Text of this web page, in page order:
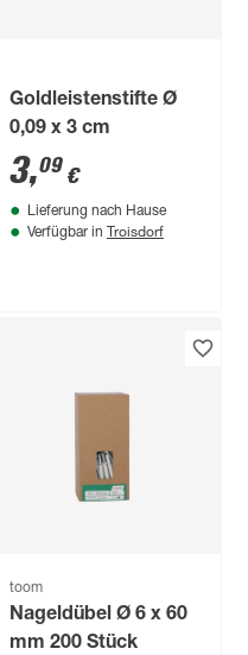
Goldleistenstifte Ø
0,09 x 3 cm
3,09 €
Lieferung nach Hause
Verfügbar in Troisdorf
toom
Nageldübel Ø 6 x 60
mm 200 Stück